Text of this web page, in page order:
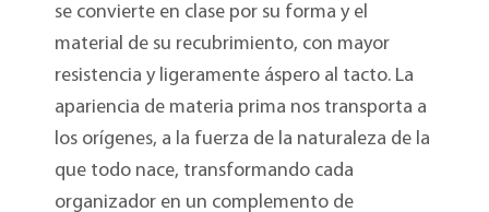
se convierte en clase por su forma y el
material de su recubrimiento, con mayor
resistencia y ligeramente áspero al tacto. La
apariencia de materia prima nos transporta a
los orígenes, a la fuerza de la naturaleza de la
que todo nace, transformando cada
organizador en un complemento de